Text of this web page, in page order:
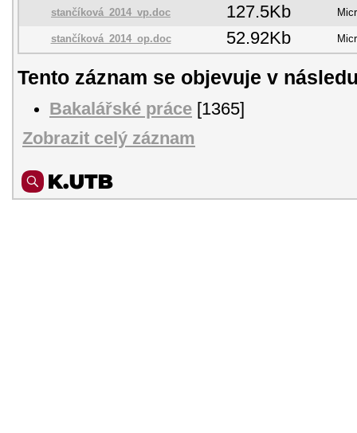
stančíková_2014_vp.doc 127.5Kb
stančíková_2014_op.doc 52.92Kb
Tento záznam se objevuje v
Bakalářské práce [1365]
Zobrazit celý záznam